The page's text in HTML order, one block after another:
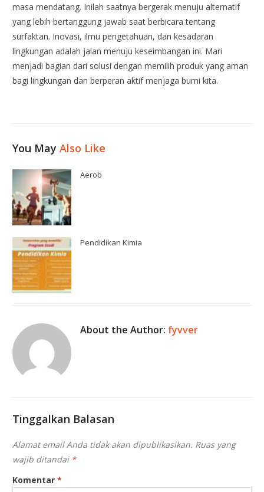
masa mendatang. Inilah saatnya bergerak menuju alternatif
yang lebih bertanggung jawab saat berbicara tentang
surfaktan. Inovasi, ilmu pengetahuan, dan kesadaran
lingkungan adalah jalan menuju keseimbangan ini. Mari
menjadi bagian dari solusi dengan memilih produk yang aman
bagi lingkungan dan berperan aktif menjaga bumi kita.
You MayAlso Like
Aerob
Pendidikan Kimia
About the Author: fyvver
Tinggalkan Balasan
Alamat email Anda tidak akan dipublikasikan. Ruas yang
wajib ditandai *
Komentar*